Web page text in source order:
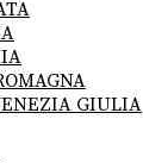
GIULIA